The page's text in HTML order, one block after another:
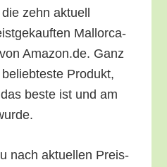
zehn aktu­ell
Mal­lor­ca-
Amazon.de. Ganz
Pro­dukt,
bes­te ist und am
nach aktu­el­len Preis­